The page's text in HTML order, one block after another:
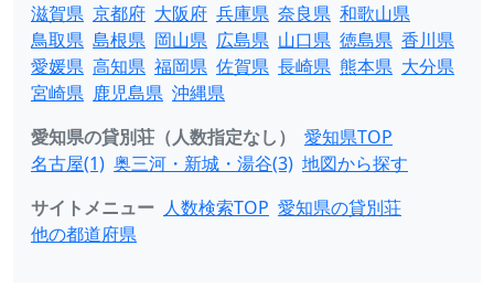
滋賀県 京都府 大阪府 兵庫県 奈良県 和歌山県
鳥取県 島根県 岡山県 広島県 山口県 徳島県 香川県
愛媛県 高知県 福岡県 佐賀県 長崎県 熊本県 大分県
宮崎県 鹿児島県 沖縄県
愛知県の貸別荘（人数指定なし）
愛知県TOP
名古屋(1) 奥三河・新城・湯谷(3) 地図から探す
サイトメニュー 人数検索TOP 愛知県の貸別荘
他の都道府県